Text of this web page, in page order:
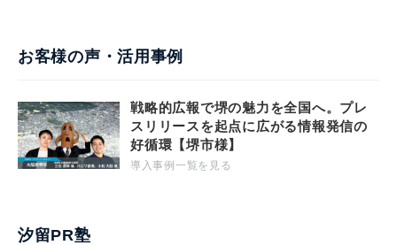
お客様の声・活用事例
戦略的広報で堺の魅力を全国へ。プレ
スリリースを起点に広がる情報発信の
好循環【堺市様】
導入事例一覧を見る
汐留PR塾